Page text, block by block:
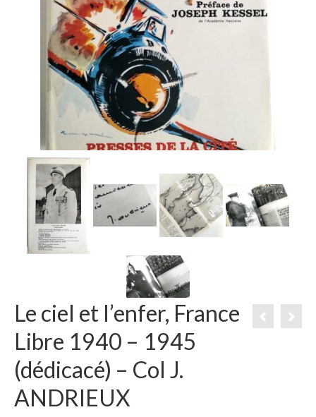
Le ciel et l’enfer, France
Libre 1940 – 1945
(dédicacé) – Col J.
ANDRIEUX